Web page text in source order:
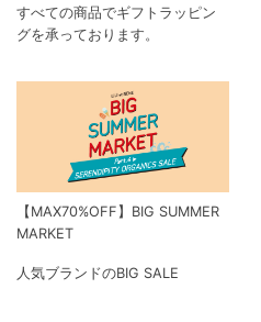
すべての商品でギフトラッピン
グを承っております。
【MAX70%OFF】BIG SUMMER
MARKET
人気ブランドのBIG SALE